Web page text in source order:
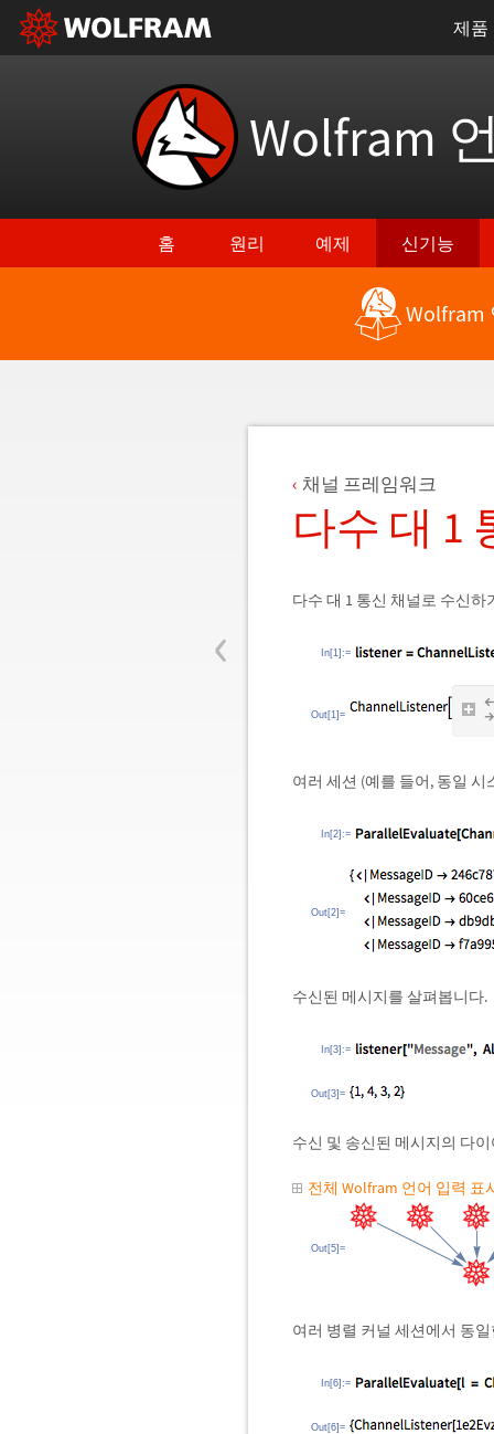
제품
Wolfram
홈 원리 예제 신기능
Wolfram
‹
채널 프레임워크
다수 대 1
다수 대 1 통신 채널로 수신하
In[1]:=
Out[1]=
여러 세션 (예를 들어, 동일
In[2]:=
Out[2]=
수신된 메시지를 살펴봅니다.
In[3]:=
Out[3]=
수신 및 송신된 메시지의 다
전체 Wolfram 언어 입력 표
Out[5]=
여러 병렬 커널 세션에서 동
In[6]:=
Out[6]=